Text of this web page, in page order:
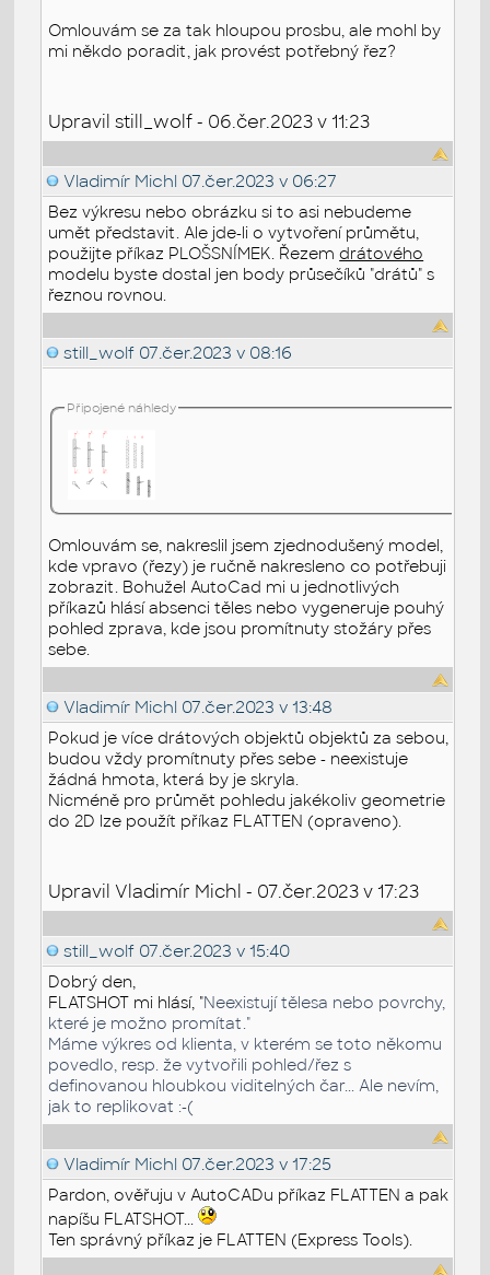
Omlouvám se za tak hloupou prosbu, ale mohl by
mi někdo poradit, jak provést potřebný řez?
Upravil still_wolf - 06.čer.2023 v 11:23
Vladimír Michl 07.čer.2023 v 06:27
Bez výkresu nebo obrázku si to asi nebudeme
umět představit. Ale jde-li o vytvoření průmětu,
použijte příkaz PLOŠSNÍMEK. Řezemdrátového
modelu byste dostal jen body průsečíků "drátů" s
řeznou rovnou.
still_wolf 07.čer.2023 v 08:16
Připojené náhledy
Omlouvám se, nakreslil jsem zjednodušený model,
kde vpravo (řezy) je ručně nakresleno co potřebuji
zobrazit. Bohužel AutoCad mi u jednotlivých
příkazů hlásí absenci těles nebo vygeneruje pouhý
pohled zprava, kde jsou promítnuty stožáry přes
sebe.
Vladimír Michl 07.čer.2023 v 13:48
Pokud je více drátových objektů objektů za sebou,
budou vždy promítnuty přes sebe - neexistuje
žádná hmota, která by je skryla.
Nicméně pro průmět pohledu jakékoliv geometrie
do 2D lze použít příkaz FLATTEN (opraveno).
Upravil Vladimír Michl - 07.čer.2023 v 17:23
still_wolf 07.čer.2023 v 15:40
Dobrý den,
FLATSHOT mi hlásí, "Neexistují tělesa nebo povrchy,
které je možno promítat."
Máme výkres od klienta, v kterém se toto někomu
povedlo, resp. že vytvořili pohled/řez s
definovanou hloubkou viditelných čar... Ale nevím,
jak to replikovat :-(
Vladimír Michl 07.čer.2023 v 17:25
Pardon, ověřuju v AutoCADu příkaz FLATTEN a pak
napíšu FLATSHOT...
Ten správný příkaz je FLATTEN (Express Tools).